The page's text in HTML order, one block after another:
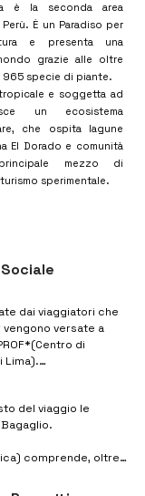
è la seconda area
È un Paradiso per
e presenta una
grazie alle oltre
965 specie di piante.
e soggetta ad
un ecosistema
che ospita lagune
El Dorado e comunità
mezzo di
sperimentale.
dai viaggiatori che
versate a
di
Lima).
di servizi il
integrale alle
Promozione
del viaggio le
comprende, oltre
eventuali spese